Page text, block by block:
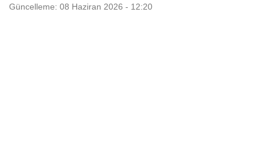
Güncelleme: 08 Haziran 2026 - 12:20